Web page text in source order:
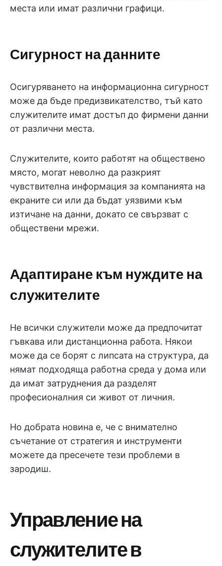
места или имат различни графици.
Сигурност на данните
Осигуряването на информационна сигурност
може да бъде предизвикателство, тъй като
служителите имат достъп до фирмени данни
от различни места.
Служителите, които работят на обществено
място, могат неволно да разкрият
чувствителна информация за компанията на
екраните си или да бъдат уязвими към
изтичане на данни, докато се свързват с
обществени мрежи.
Адаптиране към нуждите на
служителите
Не всички служители може да предпочитат
гъвкава или дистанционна работа. Някои
може да се борят с липсата на структура, да
нямат подходяща работна среда у дома или
да имат затруднения да разделят
професионалния си живот от личния.
Но добрата новина е, че с внимателно
съчетание от стратегия и инструменти
можете да пресечете тези проблеми в
зародиш.
Управление на
служителите в